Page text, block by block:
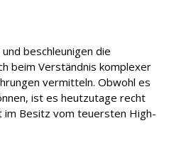
beschleunigen die
beim Verständnis komplexer
vermitteln. Obwohl es
ist es heutzutage recht
im Besitz vom teuersten High-